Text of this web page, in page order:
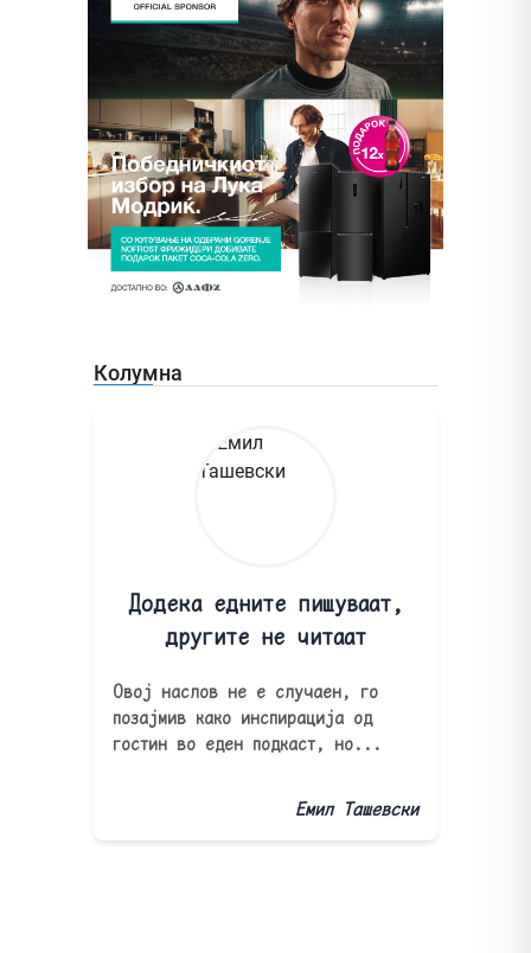
Колумна
Додека едните пишуваат,
другите не читаат
Овој наслов не е случаен, го
позајмив како инспирација од
гостин во еден подкаст, но...
Емил Ташевски